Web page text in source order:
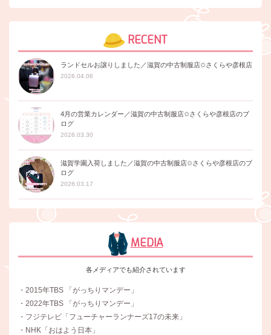
RECENT
ランドセルお譲りしました／滋賀の中古制服店✩さくらや彦根店
2026.04.06
4月の営業カレンダー／滋賀の中古制服店✩さくらや彦根店のブ
ログ
2026.03.30
滋賀学園入荷しました／滋賀の中古制服店✩さくらや彦根店のブ
ログ
2026.03.17
MEDIA
各メディアでも紹介されています
・2015年TBS 「がっちりマンデー」
・2022年TBS 「がっちりマンデー」
・フジテレビ「フューチャーランナーズ17の未来」
・NHK「おはよう日本」